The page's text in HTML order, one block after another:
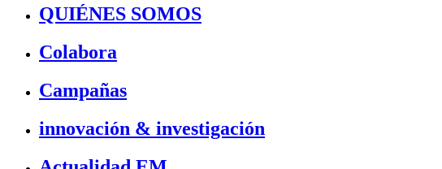
QUIÉNES SOMOS
Colabora
Campañas
innovación & investigación